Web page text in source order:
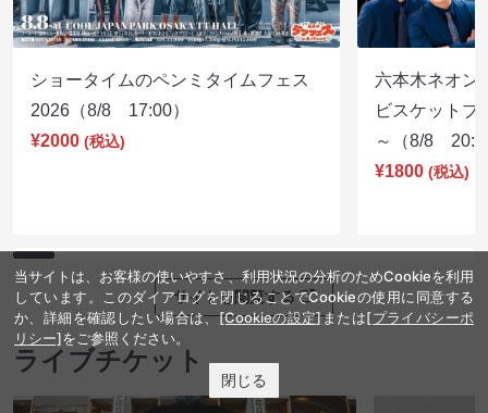
ショータイムのペンミタイムフェス
2026（8/8 17:00）
¥2000 (税込)
六本木ネオン
ビスケットブ
～（8/8
¥1800 (税込)
サイトを閲覧する
ライブチケット
当サイトは、お客様の使いやすさ、利用状況の分析のためCookieを利用
しています。このダイアログを閉じることでCookieの使用に同意する
か、詳細を確認したい場合は、[Cookieの設定]または[プライバシーポ
リシー]をご参照ください。
閉じる